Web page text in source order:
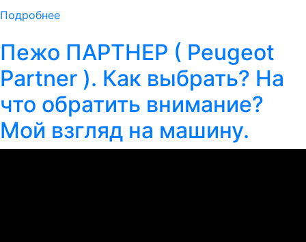
Подробнее
Пежо ПАРТНЕР ( Peugeot
Partner ). Как выбрать? На
что обратить внимание?
Мой взгляд на машину.